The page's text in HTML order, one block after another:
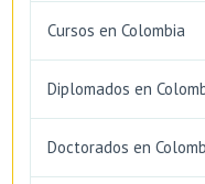
Cursos en Colombia
Diplomados en
Doctorados en